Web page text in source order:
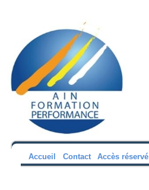
Accueil Contact Accès réservé